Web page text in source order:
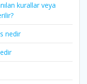
kurallar veya
nedir